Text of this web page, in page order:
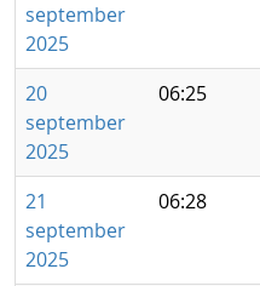
september
2025
20
september
2025
06:25
21
september
2025
06:28